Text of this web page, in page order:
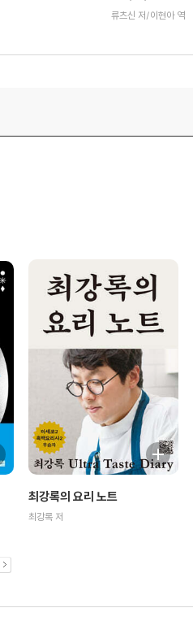
류츠신 저/이현아 역
최강록의 요리 노트
최강록 저